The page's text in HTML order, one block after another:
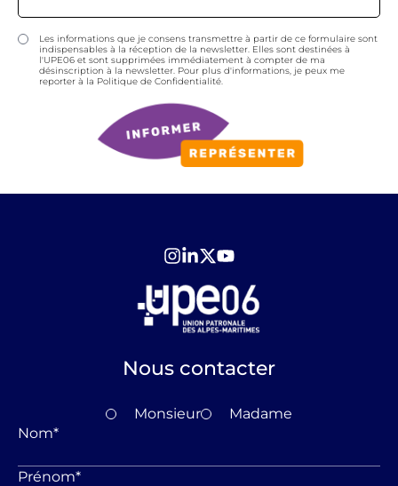
Les informations que je consens transmettre à partir de ce formulaire sont
indispensables à la réception de la newsletter. Elles sont destinées à
l'UPE06 et sont supprimées immédiatement à compter de ma
désinscription à la newsletter. Pour plus d'informations, je peux me
reporter à la Politique de Confidentialité.
Nous contacter
Monsieur
Madame
Nom*
Prénom*